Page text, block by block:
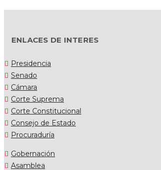
ENLACES DE INTERES
Presidencia
Senado
Cámara
Corte Suprema
Corte Constitucional
Consejo de Estado
Procuraduría
Gobernación
Asamblea